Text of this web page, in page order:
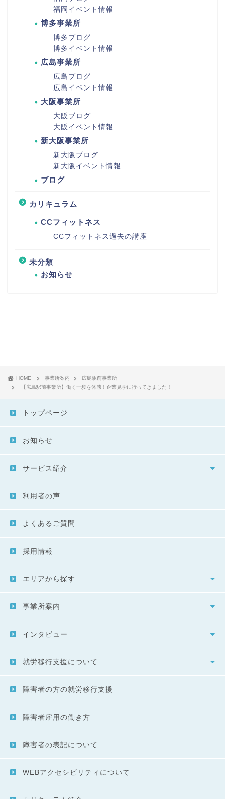
福岡イベント情報
博多事業所
博多ブログ
博多イベント情報
広島事業所
広島ブログ
広島イベント情報
大阪事業所
大阪ブログ
大阪イベント情報
新大阪事業所
新大阪ブログ
新大阪イベント情報
ブログ
カリキュラム
CCフィットネス
CCフィットネス過去の講座
未分類
お知らせ
HOME 事業所案内
広島駅前事業所
【広島駅前事業所】働く一歩を体感！企業見学に行ってきました！
トップページ
お知らせ
サービス紹介
利用者の声
よくあるご質問
採用情報
エリアから探す
事業所案内
インタビュー
就労移行支援について
障害者の方の就労移行支援
障害者雇用の働き方
障害者の表記について
WEBアクセシビリティについて